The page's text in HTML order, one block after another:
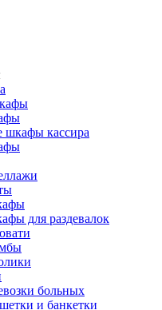
шкафы кассира
для раздевалок
больных
и банкетки